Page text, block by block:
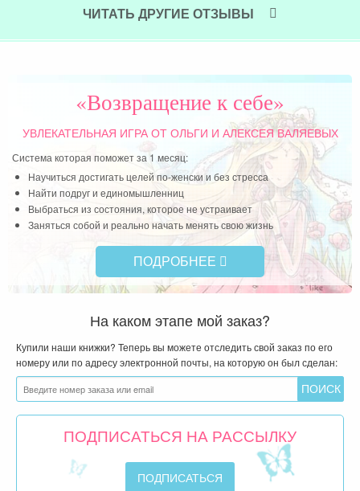
конец, а начало)).
Читать далее »
ЧИТАТЬ ДРУГИЕ ОТЗЫВЫ
«Возвращение к себе»
УВЛЕКАТЕЛЬНАЯ ИГРАОТ ОЛЬГИ И АЛЕКСЕЯ ВАЛЯЕВЫХ
Система которая поможет за 1 месяц:
Научиться достигать целей по-женски и без стресса
Найти подруг и единомышленниц
Выбраться из состояния, которое не устраивает
Заняться собой и реально начать менять свою жизнь
ПОДРОБНЕЕ
На каком этапе мой заказ?
Купили наши книжки? Теперь вы можете отследить свой заказ по его
номеру или по адресу электронной почты, на которую он был сделан:
ПОДПИСАТЬСЯ НА РАССЫЛКУ